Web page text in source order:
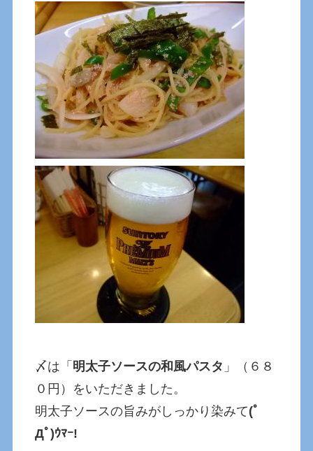
〆は「 明太子ソースの和風パスタ 」（６８
０円）をいただきました。
明太子ソースの旨みがしっかり染みて(ﾟ
Дﾟ)ｳﾏｰ!